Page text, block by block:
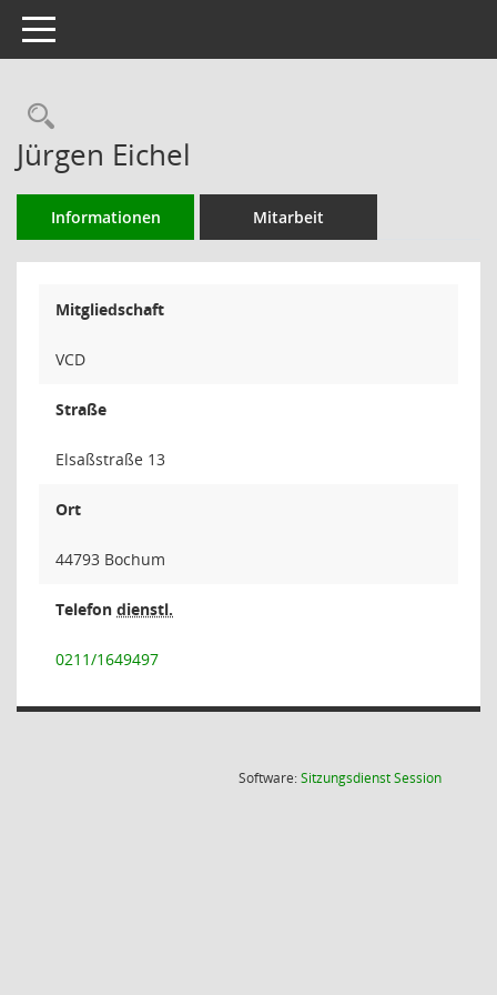
Toggle navigation
Rechercheauswahl
Jürgen Eichel
Informationen Mitarbeit
Mitgliedschaft
VCD
Straße
Elsaßstraße 13
Ort
44793 Bochum
Telefon dienstl.
0211/1649497
Software:SitzungsdienstSession(Wird in